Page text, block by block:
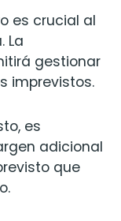
es crucial al
La
gestionar
imprevistos.
es
adicional
que